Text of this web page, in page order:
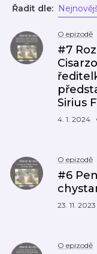
Řadit dle:
O epizodě
#7
Sirius
4. 1. 2024
O epizodě
#6
23. 11. 2023
O epizodě